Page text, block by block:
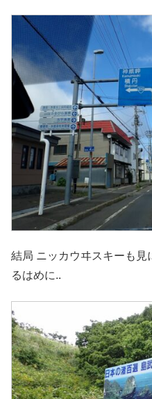
結局 ニッカウヰスキーも
るはめに..